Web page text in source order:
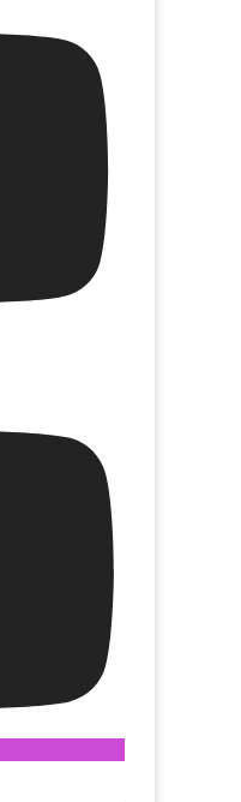
El trabajo que me dio no trabajar